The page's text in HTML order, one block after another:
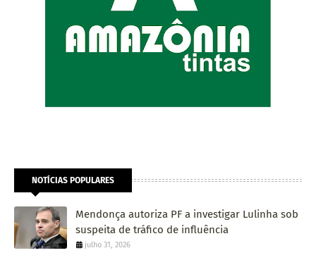
NOTÍCIAS POPULARES
Mendonça autoriza PF a investigar Lulinha sob
suspeita de tráfico de influência
julho 31, 2026